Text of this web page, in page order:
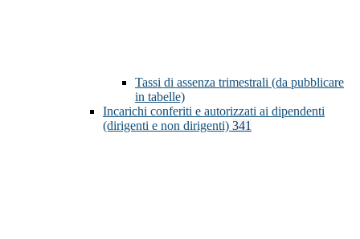
Tassi di assenza trimestrali (da pubblicare
in tabelle)
Incarichi conferiti e autorizzati ai dipendenti
(dirigenti e non dirigenti) 341